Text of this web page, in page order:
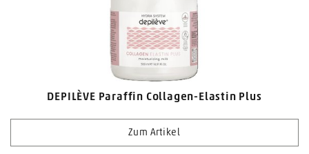
DEPILÈVE Paraffin Collagen-Elastin Plus
Zum Artikel